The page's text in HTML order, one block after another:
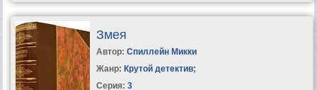
Змея
Автор: Спиллейн Микки
Жанр: Крутой детектив;
Серия: 3